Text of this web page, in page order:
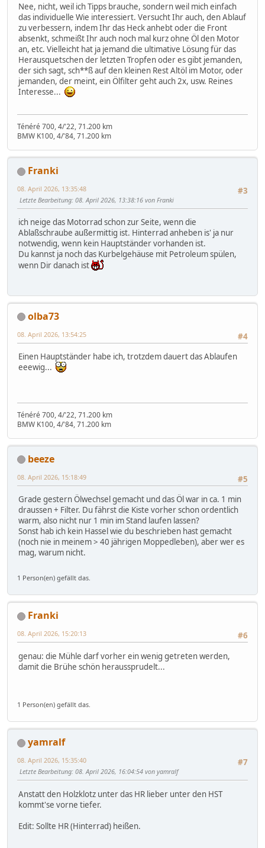
Nee, nicht, weil ich Tipps brauche, sondern weil mich einfach
das individuelle Wie interessiert. Versucht Ihr auch, den Ablauf
zu verbessern, indem Ihr das Heck anhebt oder die Front
absenkt, schmeißt Ihr auch noch mal kurz ohne Öl den Motor
an, etc. Vielleicht hat ja jemand die ultimative Lösung für das
Herausquetschen der letzten Tropfen oder es gibt jemanden,
der sich sagt, sch**ß auf den kleinen Rest Altöl im Motor, oder
jemanden, der meint, ein Ölfilter geht auch 2x, usw. Reines
Interesse...
Ténéré 700, 4/'22, 71.200 km
BMW K100, 4/'84, 71.200 km
Franki
#3
08. April 2026, 13:35:48
Letzte Bearbeitung: 08. April 2026, 13:38:16 von Franki
ich neige das Motorrad schon zur Seite, wenn die
Ablaßschraube außermittig ist. Hinterrad anheben is' ja nur
notwendig, wenn kein Hauptständer vorhanden ist.
Du kannst ja noch das Kurbelgehäuse mit Petroleum spülen,
wenn Dir danach ist
olba73
#4
08. April 2026, 13:54:25
Einen Hauptständer habe ich, trotzdem dauert das Ablaufen
eeewig...
Ténéré 700, 4/'22, 71.200 km
BMW K100, 4/'84, 71.200 km
beeze
#5
08. April 2026, 15:18:49
Grade gestern Ölwechsel gemacht und das Öl war in ca. 1 min
draussen + Filter. Du fährst die Kiste vorher schon ordentlich
warm, also nicht nur 1 min im Stand laufen lassen?
Sonst hab ich kein Hassel wie du beschrieben hast gemacht
(noch nie in meinem > 40 jährigen Moppedleben), aber wer es
mag, warum nicht.
1 Person(en) gefällt das.
Franki
#6
08. April 2026, 15:20:13
genau: die Mühle darf vorher ein wenig getreten werden,
damit die Brühe schön heraussprudelt...
1 Person(en) gefällt das.
yamralf
#7
08. April 2026, 15:35:40
Letzte Bearbeitung: 08. April 2026, 16:04:54 von yamralf
Anstatt den Holzklotz unter das HR lieber unter den HST
kommt'se vorne tiefer.
Edit: Sollte HR (Hinterrad) heißen.